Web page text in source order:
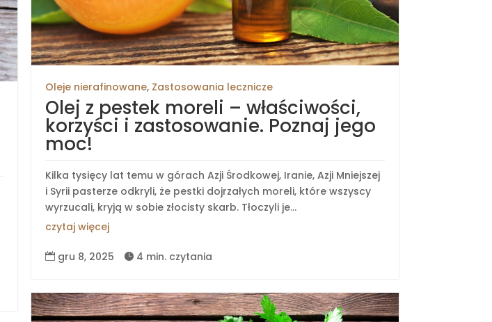
Oleje nierafinowane, Zastosowania lecznicze
Olej z pestek moreli – właściwości,
korzyści i zastosowanie. Poznaj jego
moc!
Kilka tysięcy lat temu w górach Azji Środkowej, Iranie, Azji Mniejszej
i Syrii pasterze odkryli, że pestki dojrzałych moreli, które wszyscy
wyrzucali, kryją w sobie złocisty skarb. Tłoczyli je...
czytaj więcej
 gru 8, 2025  4 min. czytania